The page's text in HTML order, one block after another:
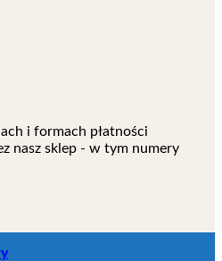
i formach płatności
nasz sklep - w tym numery